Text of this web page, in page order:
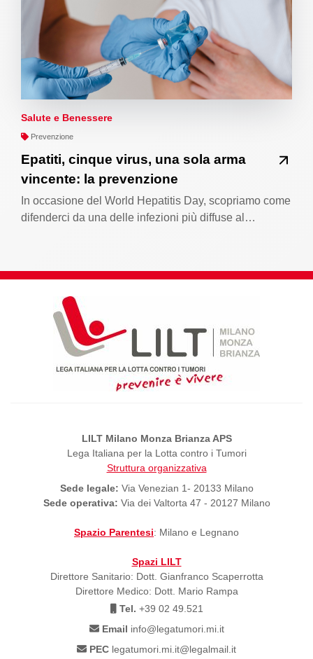
Salute e Benessere
Prevenzione
Epatiti, cinque virus, una sola arma
vincente: la prevenzione
In occasione del World Hepatitis Day, scopriamo come
difenderci da una delle infezioni più diffuse al…
LILT Milano Monza Brianza APS
Lega Italiana per la Lotta contro i Tumori
Struttura organizzativa
Sede legale: Via Venezian 1- 20133 Milano
Sede operativa: Via dei Valtorta 47 - 20127 Milano
Spazio Parentesi: Milano e Legnano
Spazi LILT
Direttore Sanitario: Dott. Gianfranco Scaperrotta
Direttore Medico: Dott. Mario Rampa
Tel. +39 02 49.521
Email info@legatumori.mi.it
PEC legatumori.mi.it@legalmail.it